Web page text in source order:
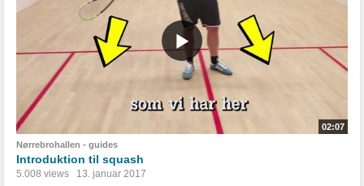
02:07
Nørrebrohallen - guides
Introduktion til squash
5.008 views 13. januar 2017